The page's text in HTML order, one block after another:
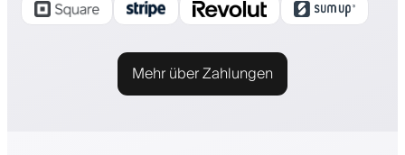
Mehr über Zahlungen